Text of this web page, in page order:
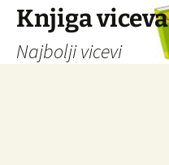
Knjiga viceva
Najbolji vicevi